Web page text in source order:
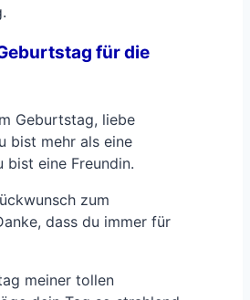
für die
Geburtstag, liebe
bist mehr als eine
bist eine Freundin.
zum
dass du immer für
meiner tollen